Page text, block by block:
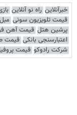
خبرآنلاین راه نو آنلاین
قیمت تلویزیون سونی
پرشین هتل قیمت آهن
اعتبارسنجی بانکی قیمت
شرکت رادوکو قیمت